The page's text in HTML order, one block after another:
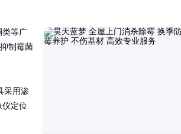
类等广
制霉菌
采用渗
仪定位